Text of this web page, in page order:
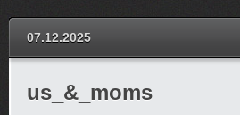
07.12.2025
us_&_moms